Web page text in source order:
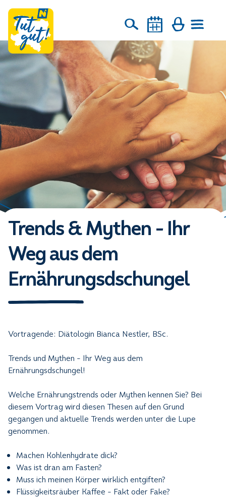
Trends & Mythen - Ihr
Weg aus dem
Ernährungsdschungel
Vortragende: Diätologin Bianca Nestler, BSc.
Trends und Mythen - Ihr Weg aus dem
Ernährungsdschungel!
Welche Ernährungstrends oder Mythen kennen Sie? Bei
diesem Vortrag wird diesen Thesen auf den Grund
gegangen und aktuelle Trends werden unter die Lupe
genommen.
Machen Kohlenhydrate dick?
Was ist dran am Fasten?
Muss ich meinen Körper wirklich entgiften?
Flüssigkeitsräuber Kaffee - Fakt oder Fake?